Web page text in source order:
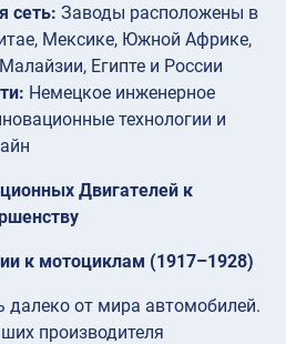
сеть: Заводы расположены в
Мексике, Южной Африке,
Египте и России
Немецкое инженерное
технологии и
Двигателей к
к мотоциклам (1917–1928)
далеко от мира автомобилей.
производителя